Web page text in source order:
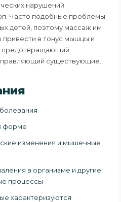
нарушений
Часто подобные проблемы
детей, поэтому массаж им
привести в тонус мышцы и
предотвращающий
существующие.
форме
изменения и мышечные
в организме и другие
процессы
характеризуются